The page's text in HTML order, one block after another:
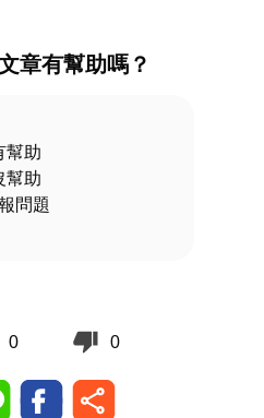
章有幫助嗎？
幫助
幫助
問題
0 0